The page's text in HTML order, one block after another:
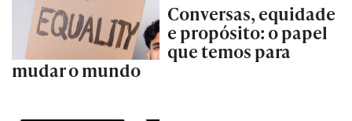
Conversas, equidade
e propósito: o papel
que temos para
mudar o mundo